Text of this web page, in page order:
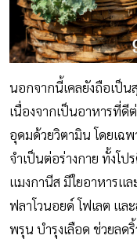
นอกจากนี้เคลยังถือเป็น
เนื่องจากเป็นอาหารที่
อุดมด้วยวิตามิน โดยเฉ
จำเป็นต่อร่างกาย ทั้งโ
แมงกานีส มีใยอาหารแ
ฟลาโวนอยด์ โฟเลต แล
พรุน บำรุงเลือด ช่วยลด